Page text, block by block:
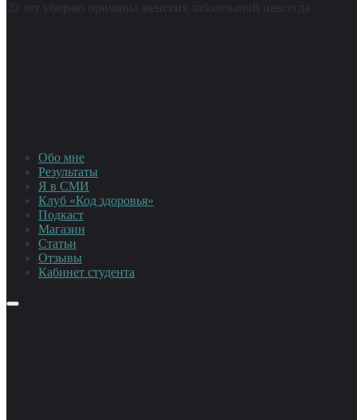
20 лет убираю причины женских заболеваний навсегда
Обо мне
Результаты
Я в СМИ
Клуб «Код здоровья»
Подкаст
Магазин
Статьи
Отзывы
Кабинет студента